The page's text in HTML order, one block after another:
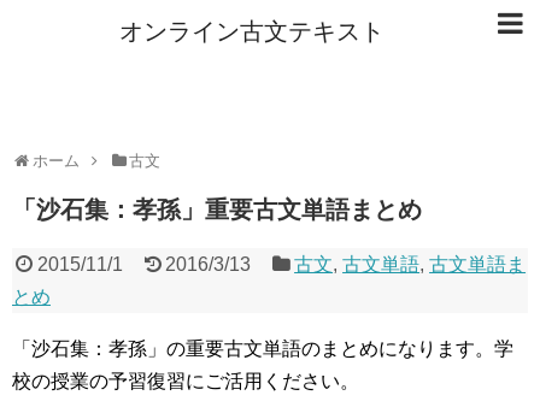
オンライン古文テキスト
ホーム 古文
「沙石集：孝孫」重要古文単語まとめ
2015/11/1 2016/3/13 古文,古文単語,古文単語ま
とめ
「沙石集：孝孫」の重要古文単語のまとめになります。学
校の授業の予習復習にご活用ください。